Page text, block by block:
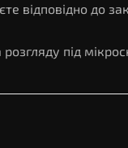
відповідно до
під